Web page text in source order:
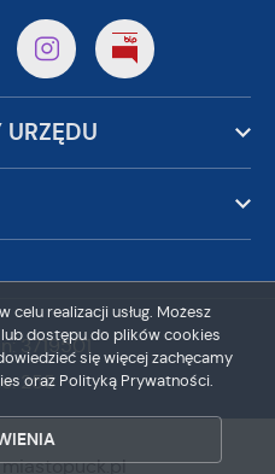
3719501
255
realizacji usług. Możesz
dostępu do plików cookies
się więcej zachęcamy
oraz Polityką Prywatności.
WSZYSTKIE